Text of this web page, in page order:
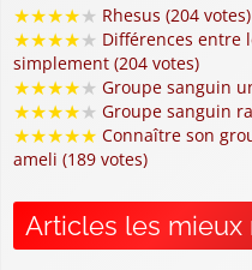
★★★★★ Rhesus (204 votes)
★★★★★ Différences entre
simplement (204 votes)
★★★★★ Groupe sanguin
★★★★★ Groupe sanguin
★★★★★ Connaître son
ameli (189 votes)
Articles les mieux